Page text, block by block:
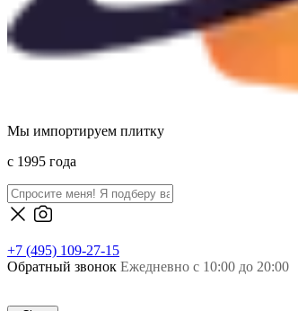
Мы импортируем плитку
c 1995 года
+7 (495) 109-27-15
Обратный звонок Ежедневно с 10:00 до 20:00